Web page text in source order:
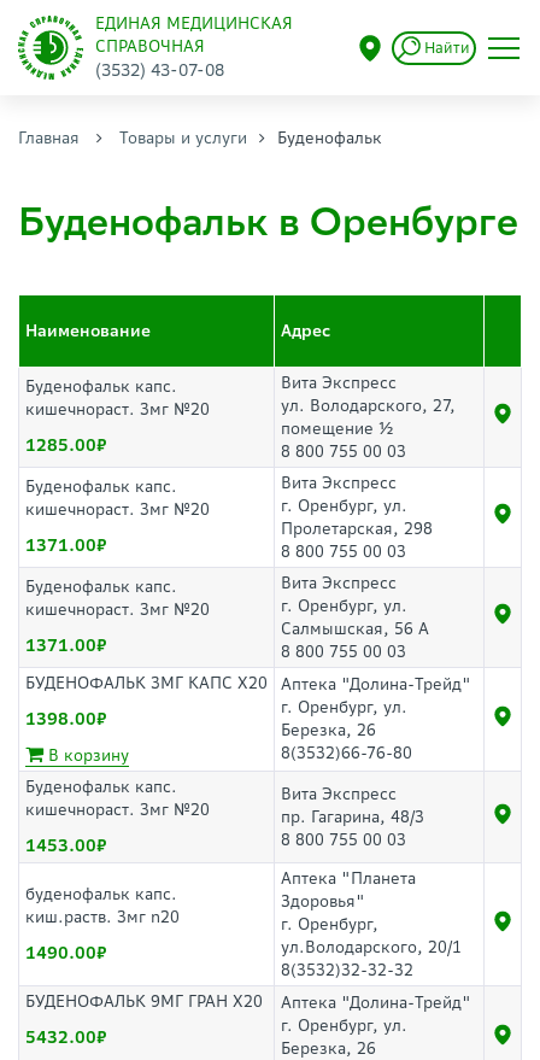
ЕДИНАЯ МЕДИЦИНСКАЯ
СПРАВОЧНАЯ
(3532) 43-07-08
Найти
Главная Товары и услуги Буденофальк
Буденофальк в Оренбурге
Наименование Адрес
Буденофальк капс.
кишечнораст. 3мг №20
1285.00
Вита Экспресс
ул. Володарского, 27,
помещение ½
8 800 755 00 03
Буденофальк капс.
кишечнораст. 3мг №20
1371.00
Вита Экспресс
г. Оренбург, ул.
Пролетарская, 298
8 800 755 00 03
Буденофальк капс.
кишечнораст. 3мг №20
1371.00
Вита Экспресс
г. Оренбург, ул.
Салмышская, 56 А
8 800 755 00 03
БУДЕНОФАЛЬК 3МГ КАПС Х20
1398.00
В корзину
Аптека "Долина-Трейд"
г. Оренбург, ул.
Березка, 26
8(3532)66-76-80
Буденофальк капс.
кишечнораст. 3мг №20
1453.00
Вита Экспресс
пр. Гагарина, 48/3
8 800 755 00 03
буденофальк капс.
киш.раств. 3мг n20
1490.00
Аптека "Планета
Здоровья"
г. Оренбург,
ул.Володарского, 20/1
8(3532)32-32-32
БУДЕНОФАЛЬК 9МГ ГРАН Х20
5432.00
Аптека "Долина-Трейд"
г. Оренбург, ул.
Березка, 26